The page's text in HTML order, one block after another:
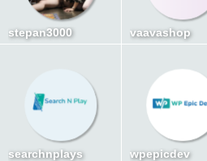
stepan3000 vaavashop
searchnplays wpepicdev